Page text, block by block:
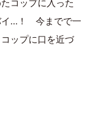
コップに入った
イ…！ 今までで一
ップに口を近づ